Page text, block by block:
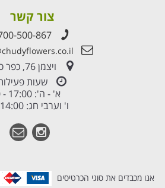
צור קשר
500-867
ויצמן 76, כפר סבא
שעות
א' - ה': 17:00 - 8:00
ו' וערבי חג: 14:00 - 8:00
אנו מכבדים את סוגי הכרטיסים